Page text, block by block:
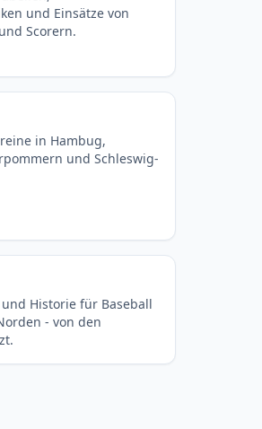
und Einsätze von
Scorern.
in Hambug,
und Schleswig-
Historie für Baseball
- von den